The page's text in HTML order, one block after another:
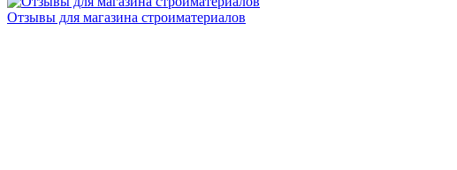
Отзывы для магазина строиматериалов